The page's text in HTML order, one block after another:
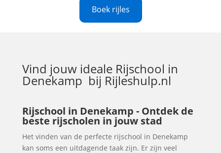
Boek rijles
Vind jouw ideale Rijschool in
Denekamp bij Rijleshulp.nl
Rijschool in Denekamp - Ontdek de
beste rijscholen in jouw stad
Het vinden van de perfecte rijschool in Denekamp
kan soms een uitdagende taak zijn. Er zijn veel